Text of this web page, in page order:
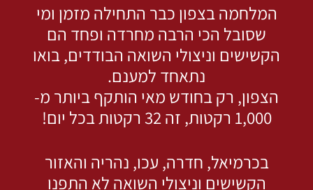
המלחמה בצפון כבר התחילה מזמן ומי
שסובל הכי הרבה מחרדה ופחד הם
הקשישים וניצולי השואה הבודדים, בואו
נתאחד למענם.
הצפון, רק בחודש מאי הותקף ביותר מ-
1,000 רקטות, זה 32 רקטות בכל יום!
בכרמיאל, חדרה, עכו, נהריה והאזור
הקשישים וניצולי השואה לא התפנו